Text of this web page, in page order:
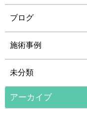
ブログ
施術事例
未分類
アーカイブ